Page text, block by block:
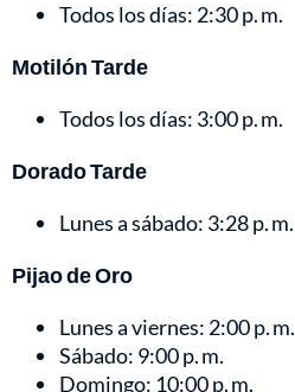
Todos los días: 2:30 p. m.
Motilón Tarde
Todos los días: 3:00 p. m.
Dorado Tarde
Lunes a sábado: 3:28 p. m.
Pijao de Oro
Lunes a viernes: 2:00 p. m.
Sábado: 9:00 p. m.
Domingo: 10:00 p. m.